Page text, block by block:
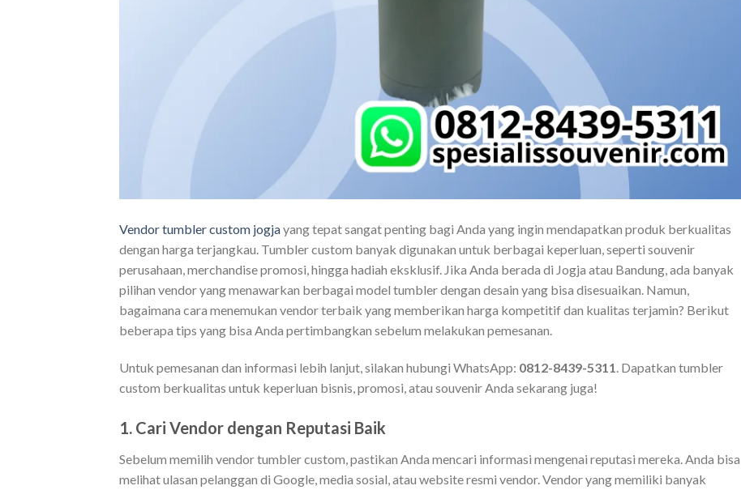
Vendor tumbler custom jogjayang tepat sangat penting bagi Anda yang ingin mendapatkan produk berkualitas
dengan harga terjangkau. Tumbler custom banyak digunakan untuk berbagai keperluan, seperti souvenir
perusahaan, merchandise promosi, hingga hadiah eksklusif. Jika Anda berada di Jogja atau Bandung, ada banyak
pilihan vendor yang menawarkan berbagai model tumbler dengan desain yang bisa disesuaikan. Namun,
bagaimana cara menemukan vendor terbaik yang memberikan harga kompetitif dan kualitas terjamin? Berikut
beberapa tips yang bisa Anda pertimbangkan sebelum melakukan pemesanan.
Untuk pemesanan dan informasi lebih lanjut, silakan hubungi WhatsApp: 0812-8439-5311. Dapatkan tumbler
custom berkualitas untuk keperluan bisnis, promosi, atau souvenir Anda sekarang juga!
1. Cari Vendor dengan Reputasi Baik
Sebelum memilih vendor tumbler custom, pastikan Anda mencari informasi mengenai reputasi mereka. Anda bisa
melihat ulasan pelanggan di Google, media sosial, atau website resmi vendor. Vendor yang memiliki banyak